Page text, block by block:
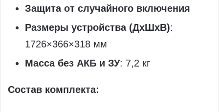
Защита от случайного включения
Размеры устройства (ДхШхВ):
1726×366×318 мм
Масса без АКБ и ЗУ: 7,2 кг
Состав комплекта: